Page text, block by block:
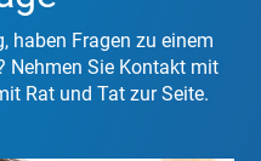
haben Fragen zu einem
Nehmen Sie Kontakt mit
Rat und Tat zur Seite.